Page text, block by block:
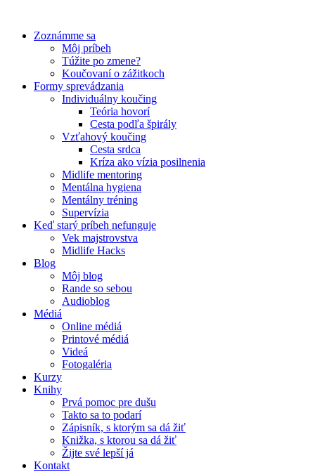
obsah
Zoznámme sa
Môj príbeh
Túžite po zmene?
Koučovaní o zážitkoch
Formy sprevádzania
Individuálny koučing
Teória hovorí
Cesta podľa špirály
Vzťahový koučing
Cesta srdca
Kríza ako vízia posilnenia
Midlife mentoring
Mentálna hygiena
Mentálny tréning
Supervízia
Keď starý príbeh nefunguje
Vek majstrovstva
Midlife Hacks
Blog
Môj blog
Rande so sebou
Audioblog
Médiá
Online médiá
Printové médiá
Videá
Fotogaléria
Kurzy
Knihy
Prvá pomoc pre dušu
Takto sa to podarí
Zápisník, s ktorým sa dá žiť
Knižka, s ktorou sa dá žiť
Žijte své lepší já
Kontakt